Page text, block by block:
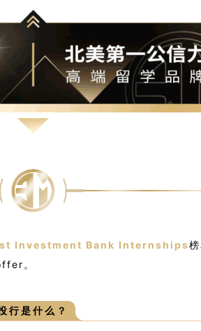
Investment Bank Internships
。
行是什么？